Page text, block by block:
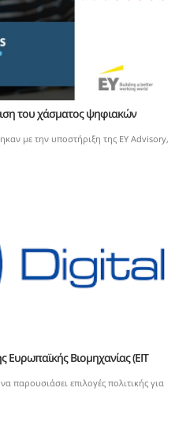
του χάσματος ψηφιακών
με την υποστήριξη της EY Advisory,
Ευρωπαϊκής Βιομηχανίας (EIT
παρουσιάσει επιλογές πολιτικής για